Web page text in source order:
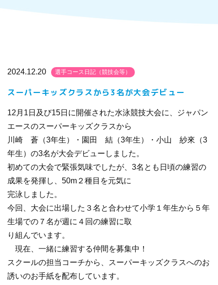
2024.12.20 選手コース日記（競技会等）
スーパーキッズクラスから3名が大会デビュー
12月1日及び15日に開催された水泳競技大会に、ジャパン
エースのスーパーキッズクラスから
川崎 蒼（3年生）・園田 結（3年生）・小山 紗來（3
年生）の3名が大会デビューしました。
初めての大会で緊張気味でしたが、3名とも日頃の練習の
成果を発揮し、50m２種目を元気に
完泳しました。
今回、大会に出場した３名と合わせて小学１年生から５年
生場での７名が週に４回の練習に取
り組んでいます。
現在、一緒に練習する仲間を募集中！
スクールの担当コーチから、スーパーキッズクラスへのお
誘いのお手紙を配布しています。